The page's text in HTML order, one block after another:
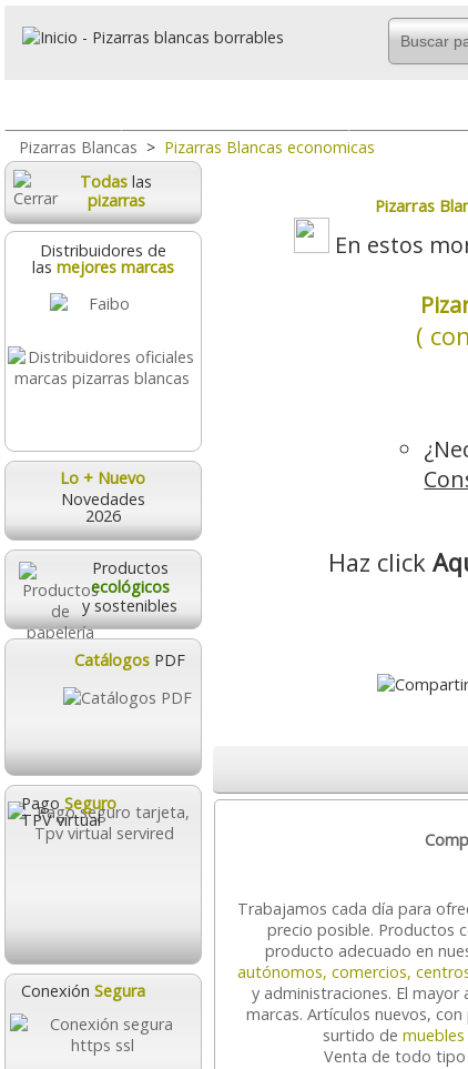
Pizarras Blancas > Pizarras Blancas economicas
Todas las
pizarras
Distribuidores de
las mejores marcas
Lo + Nuevo
Novedades
2026
Productos
ecológicos
y sostenibles
Catálogos PDF
Pago Seguro
TPV virtual
Conexión Segura
Pizarras
En estos
(
Haz click
Trabajamos cada día para
precio posible. Productos
producto adecuado en
autónomos, comercios,
y administraciones. El
marcas. Artículos nuevos,
surtido de
Venta de todo tipo